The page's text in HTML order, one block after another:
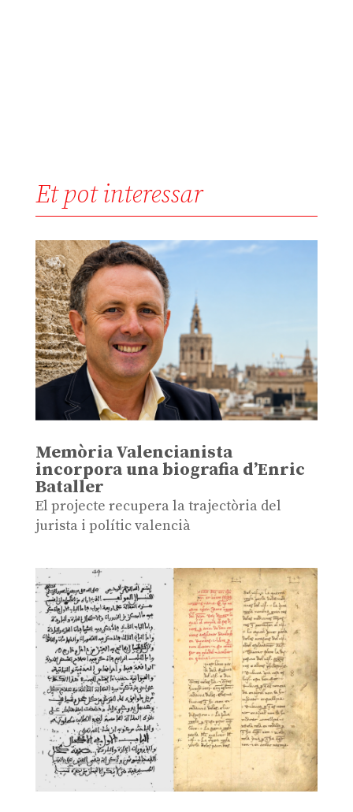
Et pot interessar
Memòria Valencianista
incorpora una biografia d’Enric
Bataller
El projecte recupera la trajectòria del
jurista i polític valencià